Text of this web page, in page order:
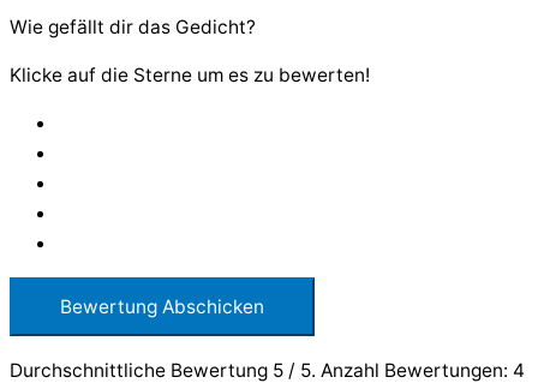
Wie gefällt dir das Gedicht?
Klicke auf die Sterne um es zu bewerten!
Bewertung Abschicken
Durchschnittliche Bewertung 5 / 5. Anzahl Bewertungen: 4